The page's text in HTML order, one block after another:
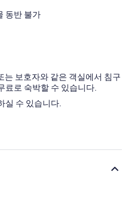
동반 불가
는 보호자와 같은 객실에서 침구
료로 숙박할 수 있습니다.
실 수 있습니다.